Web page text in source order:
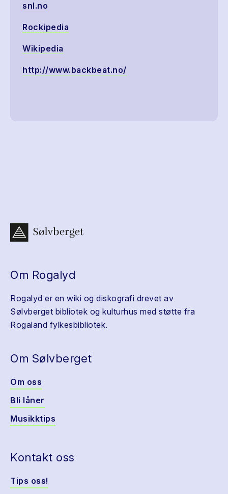
snl.no
Rockipedia
Wikipedia
http://www.backbeat.no/
Om Rogalyd
Rogalyd er en wiki og diskografi drevet av
Sølvberget bibliotek og kulturhus med støtte fra
Rogaland fylkesbibliotek.
Om Sølvberget
Om oss
Bli låner
Musikktips
Kontakt oss
Tips oss!